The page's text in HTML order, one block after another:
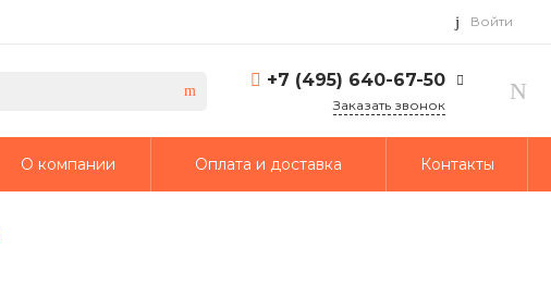
Войти
+7 (495) 640-67-50
г. Москва, 1-й Кирпичный
Заказать звонок
О компании Оплата и доставка Контакты